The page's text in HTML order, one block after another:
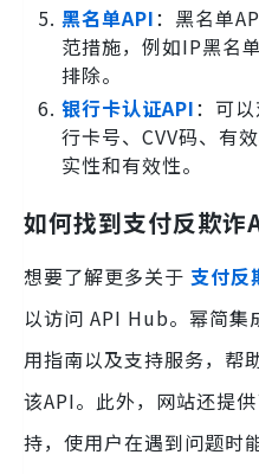
黑名单API：黑名单
范措施，例如IP黑名
排除。
银行卡认证API：可
行卡号、CVV码、有
实性和有效性。
如何找到支付反欺诈
想要了解更多关于 支付反
以访问 API Hub。幂简集
用指南以及支持服务，帮
该API。此外，网站还提
持，使用户在遇到问题时